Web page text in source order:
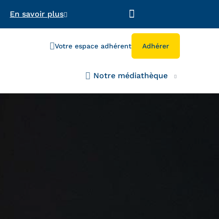
En savoir plus
Votre espace adhérent Adhérer
Notre médiathèque